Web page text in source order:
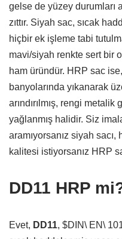
gelse de yüzey durumları
zıttır. Siyah sac, sıcak
hiçbir ek işleme tabi
mavi/siyah renkte sert bir
ham üründür. HRP sac ise,
banyolarında yıkanarak
arındırılmış, rengi metalik
yağlanmış halidir. Siz
aramıyorsanız siyah sacı,
kalitesi istiyorsanız HRP
DD11 HRP
Evet, DD11, $DIN\ EN\